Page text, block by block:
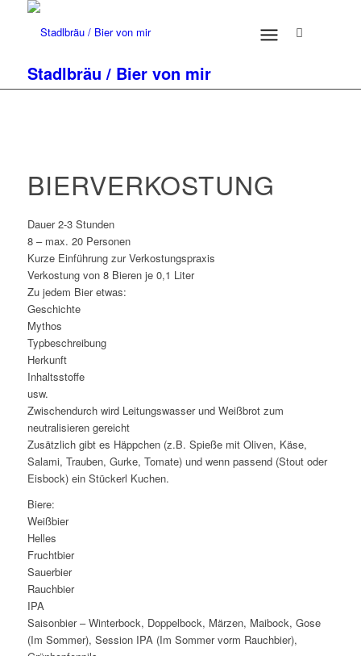
Stadlbräu / Bier von mir
BIERVERKOSTUNG
Dauer 2-3 Stunden
8 – max. 20 Personen
Kurze Einführung zur Verkostungspraxis
Verkostung von 8 Bieren je 0,1 Liter
Zu jedem Bier etwas:
Geschichte
Mythos
Typbeschreibung
Herkunft
Inhaltsstoffe
usw.
Zwischendurch wird Leitungswasser und Weißbrot zum
neutralisieren gereicht
Zusätzlich gibt es Häppchen (z.B. Spieße mit Oliven, Käse,
Salami, Trauben, Gurke, Tomate) und wenn passend (Stout oder
Eisbock) ein Stückerl Kuchen.
Biere:
Weißbier
Helles
Fruchtbier
Sauerbier
Rauchbier
IPA
Saisonbier – Winterbock, Doppelbock, Märzen, Maibock, Gose
(Im Sommer), Session IPA (Im Sommer vorm Rauchbier),